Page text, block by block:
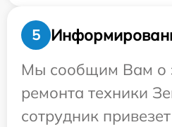
5
Мы сообщим Вам о
ремонта техники
сотрудник